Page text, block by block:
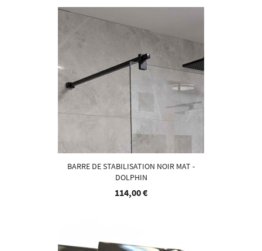
BARRE DE STABILISATION NOIR MAT -
DOLPHIN
114,00 €